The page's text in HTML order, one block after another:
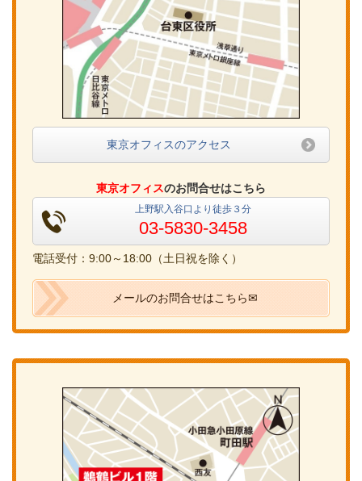
東京オフィスのアクセス
東京オフィスのお問合せはこちら
上野駅入谷口より徒歩３分
03-5830-3458
電話受付：9:00～18:00（土日祝を除く）
メールのお問合せはこちら✉